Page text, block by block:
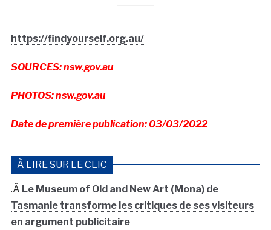
https://findyourself.org.au/
SOURCES: nsw.gov.au
PHOTOS: nsw.gov.au
Date de première publication: 03/03/2022
À LIRE SUR LE CLIC
.Â Le Museum of Old and New Art (Mona) de
Tasmanie transforme les critiques de ses visiteurs
en argument publicitaire